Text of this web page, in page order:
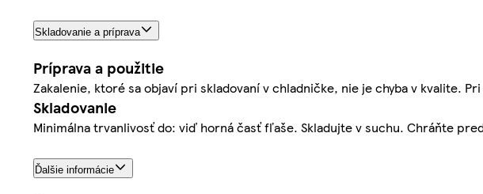
Skladovanie a príprava
Príprava a použitie
Zakalenie, ktoré sa objaví pri skladovaní v chladničke, nie je chyba v kvalite.
Skladovanie
Minimálna trvanlivosť do: viď horná časť fľaše. Skladujte v suchu. Chráňte
Ďalšie informácie